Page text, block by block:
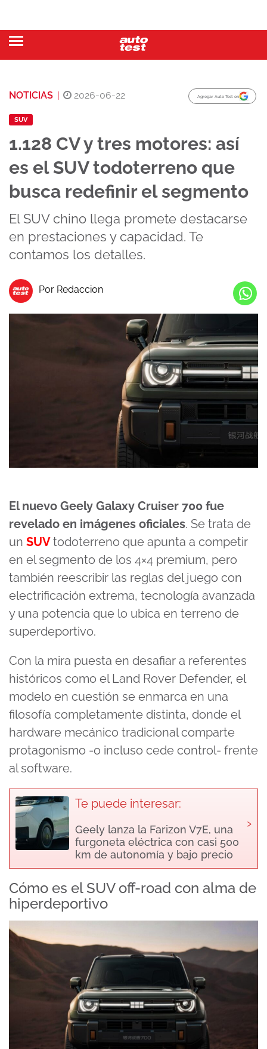
NOTICIAS | 2026-06-22 Agregar Auto Test en
SUV
1.128 CV y tres motores: así
es el SUV todoterreno que
busca redefinir el segmento
El SUV chino llega promete destacarse
en prestaciones y capacidad. Te
contamos los detalles.
Por Redaccion
El nuevo Geely Galaxy Cruiser 700 fue
revelado en imágenes oficiales. Se trata de
un SUV todoterreno que apunta a competir
en el segmento de los 4×4 premium, pero
también reescribir las reglas del juego con
electrificación extrema, tecnología avanzada
y una potencia que lo ubica en terreno de
superdeportivo.
Con la mira puesta en desafiar a referentes
históricos como el Land Rover Defender, el
modelo en cuestión se enmarca en una
filosofía completamente distinta, donde el
hardware mecánico tradicional comparte
protagonismo -o incluso cede control- frente
al software.
Te puede interesar:
Geely lanza la Farizon V7E, una
furgoneta eléctrica con casi 500
km de autonomía y bajo precio
›
Cómo es el SUV off-road con alma de
hiperdeportivo